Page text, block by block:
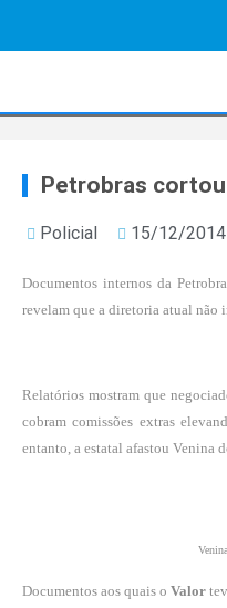
Petrobras
Policial 15/12/2014
Documentos internos da
revelam que a diretoria atual não
Relatórios mostram que
cobram comissões extras
entanto, a estatal afastou Venina
Documentos aos quais o Valor